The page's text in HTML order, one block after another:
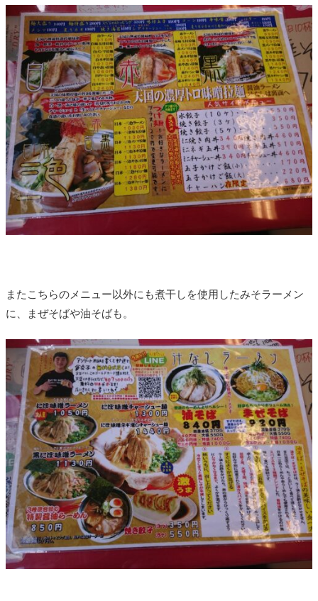
またこちらのメニュー以外にも煮干しを使用したみそラーメン
に、まぜそばや油そばも。